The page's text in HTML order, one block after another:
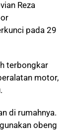
Reza
pada 29
terbongkar
motor,
di rumahnya.
obeng